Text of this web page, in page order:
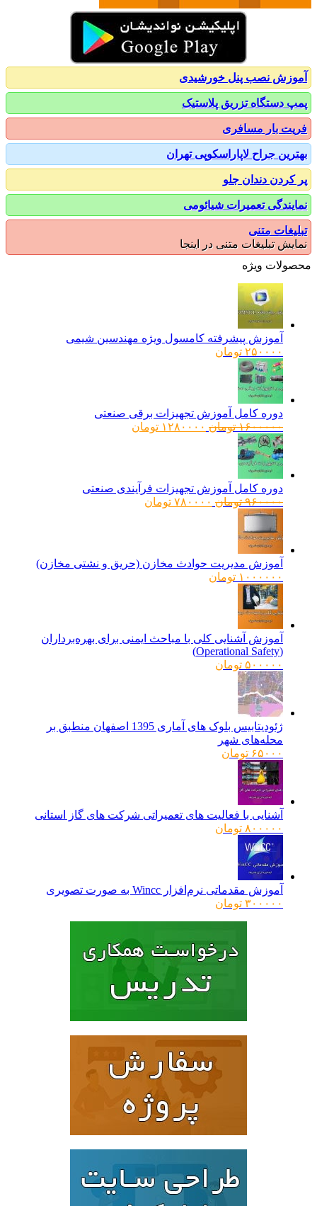
نصب پنل خورشیدی
دستگاه تزریق پلاستیک
بار مسافری
جراح لاپاراسکوپی تهران
دندان جلو
تعمیرات شیائومی
متنی
تبلیغات متنی در اینجا
ویژه
آموزش پیشرفته کامسول ویژه مهندسین شیمی
۲۵۰۰۰۰ تومان
دوره کامل آموزش تجهیزات برقی صنعتی
۱۶۰۰۰۰۰ تومانقیمت
۱۲۸۰۰۰۰ تومانقیمت
دوره کامل آموزش تجهیزات فرآیندی صنعتی
۹۶۰۰۰۰ تومانقیمت
۷۸۰۰۰۰ تومانقیمت
آموزش مدیریت حوادث مخازن (حریق و نشتی مخازن)
۱۰۰۰۰۰۰ تومان
آموزش آشنایی کلی با مباحث ایمنی برای بهره‌برداران
۵۰۰۰۰۰ تومان
ژئودیتابیس بلوک های آماری 1395 اصفهان منطبق بر
محله‌های شهر
۶۵۰۰۰ تومان
آشنایی با فعالیت های تعمیراتی شرکت های گاز استانی
۸۰۰۰۰۰ تومان
آموزش مقدماتی نرم‌افزار Wincc به صورت تصویری
۳۰۰۰۰۰ تومان